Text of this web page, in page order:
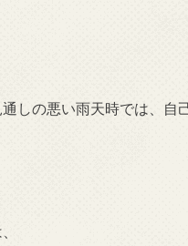
しの悪い雨天時では、